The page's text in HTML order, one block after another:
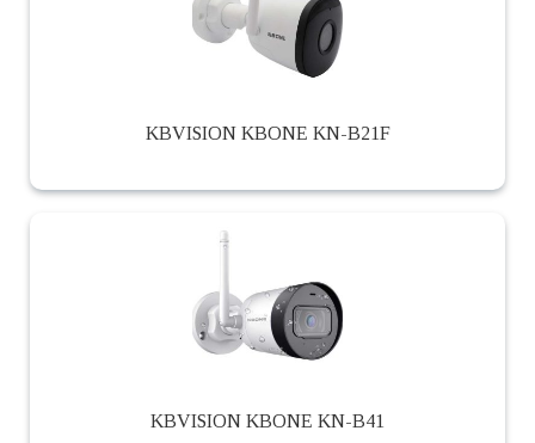
KBVISION KBONE KN-B21F
KBVISION KBONE KN-B41